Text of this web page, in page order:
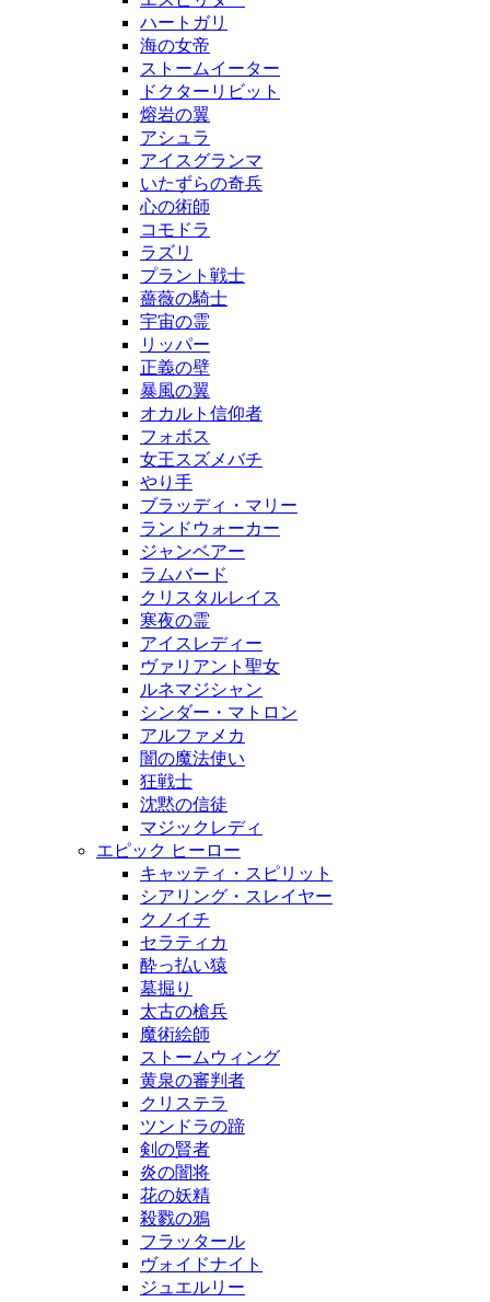
ハートガリ
海の女帝
ストームイーター
ドクターリビット
熔岩の翼
アシュラ
アイスグランマ
いたずらの奇兵
心の術師
コモドラ
ラズリ
プラント戦士
薔薇の騎士
宇宙の霊
リッパー
正義の壁
暴風の翼
オカルト信仰者
フォボス
女王スズメバチ
やり手
ブラッディ・マリー
ランドウォーカー
ジャンベアー
ラムバード
クリスタルレイス
寒夜の霊
アイスレディー
ヴァリアント聖女
ルネマジシャン
シンダー・マトロン
アルファメカ
闇の魔法使い
狂戦士
沈黙の信徒
マジックレディ
エピック ヒーロー
キャッティ・スピリット
シアリング・スレイヤー
クノイチ
セラティカ
酔っ払い猿
墓掘り
太古の槍兵
魔術絵師
ストームウィング
黄泉の審判者
クリステラ
ツンドラの蹄
剣の賢者
炎の闇将
花の妖精
殺戮の鴉
フラッタール
ヴォイドナイト
ジュエルリー